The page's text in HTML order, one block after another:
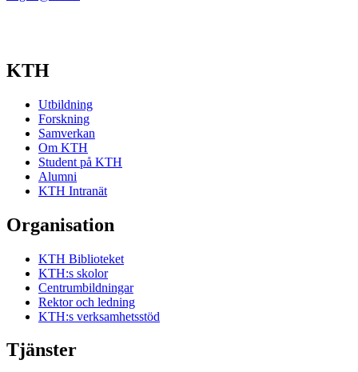
KTH
Utbildning
Forskning
Samverkan
Om KTH
Student på KTH
Alumni
KTH Intranät
Organisation
KTH Biblioteket
KTH:s skolor
Centrumbildningar
Rektor och ledning
KTH:s verksamhetsstöd
Tjänster